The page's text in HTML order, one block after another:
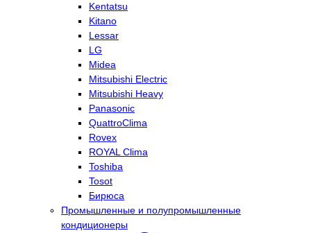
Kentatsu
Kitano
Lessar
LG
Midea
Mitsubishi Electric
Mitsubishi Heavy
Panasonic
QuattroClima
Rovex
ROYAL Clima
Toshiba
Tosot
Бирюса
Промышленные и полупромышленные
кондиционеры